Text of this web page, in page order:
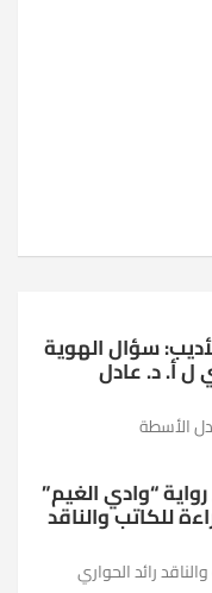
سؤال الهوية
ل أ. د. عادل
الأسطة
“وادي الغيم”
للكاتب والناقد
رائد الحواري